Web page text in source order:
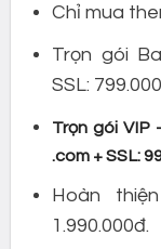
Chỉ mua
Trọn gói
SSL:
Trọn gói VIP
.com + SSL:
Hoàn
1.990.000đ.